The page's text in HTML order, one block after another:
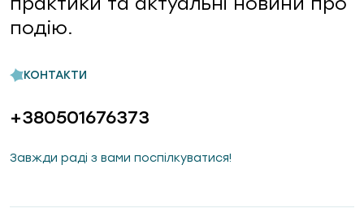
КОНТАКТИ
+380501676373
Завжди раді з вами поспілкуватися!
подію.